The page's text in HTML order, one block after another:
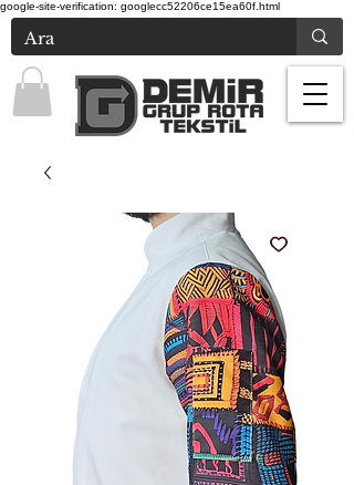
google-site-verification: googlecc52206ce15ea60f.html